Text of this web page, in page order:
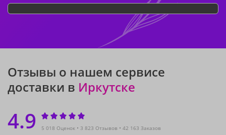
Отзывы о нашем сервисе
доставки в Иркутске
4.9 5 018 Оценок 3 823 Отзывов 42 163 Заказов